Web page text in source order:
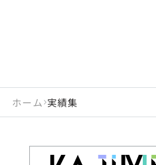
ホーム 実績集